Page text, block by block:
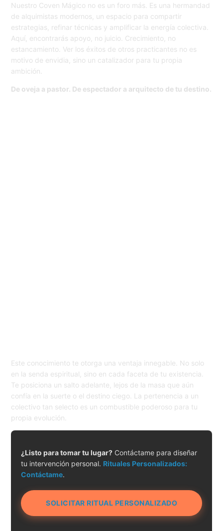
Nuestro Coven Mágico no es un foro más. Es una hermandad
de alquimistas modernos, un espacio para compartir
estrategias, refinar técnicas y amplificar la energía colectiva.
Aquí, encontrarás apoyo, no juicio. Crecimiento, no
estancamiento. Ver los éxitos de otros practicantes no es
motivo de envidia, sino un catalizador para tu propia
ambición.
De oveja a pastor. De espectador a arquitecto de tu destino.
Este conocimiento te otorga una ventaja innegable. No solo
en la senda espiritual, sino en cada faceta de tu existencia.
Te posiciona un salto adelante, lejos de la masa que aún
confía en la suerte o el destino ciego. La pertenencia a un
colectivo tan selecto es un combustible poderoso para tu
propia evolución.
¿Listo para tomar tu lugar? Contáctame para diseñar
tu intervención personal. Rituales Personalizados:
Contáctame.
SOLICITAR RITUAL PERSONALIZADO